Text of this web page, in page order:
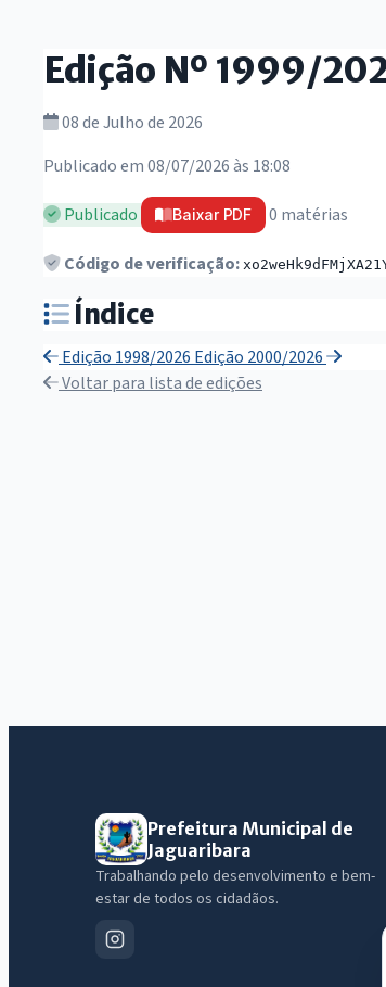
Edição Nº 1999/
08 de Julho de 2026
Publicado em 08/07/2026 às 18:08
Publicado Baixar PDF 0 matérias
Código de verificação:
Índice
Edição 1998/2026 Edição 2000/2026
Voltar para lista de edições
Prefeitura Municipal de
Jaguaribara
Trabalhando pelo desenvolvimento e bem-
estar de todos os cidadãos.